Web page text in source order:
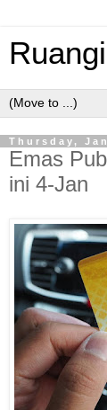
Thursday,
Emas
ini 4-Jan